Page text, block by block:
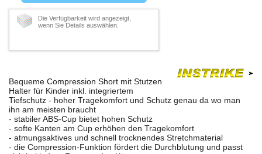
Die Verfügbarkeit wird angezeigt,
wenn Sie Details auswählen.
Bequeme Compression Short mit Stutzen
Halter für Kinder inkl. integriertem
Tiefschutz - hoher Tragekomfort und Schutz genau da wo man
ihn am meisten braucht
- stabiler ABS-Cup bietet hohen Schutz
- softe Kanten am Cup erhöhen den Tragekomfort
- atmungsaktives und schnell trocknendes Stretchmaterial
- die Compression-Funktion fördert die Durchblutung und passt